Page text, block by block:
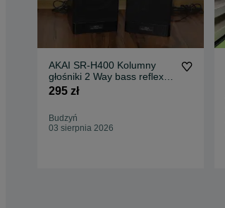
AKAI SR-H400 Kolumny
głośniki 2 Way bass reflex
Wysyłka
295 zł
Budzyń
03 sierpnia 2026